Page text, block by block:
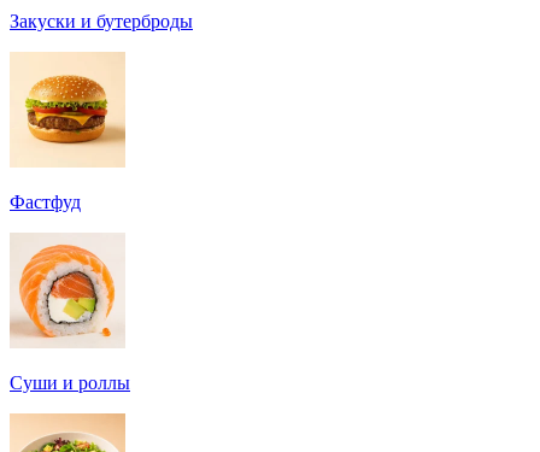
Закуски и бутерброды
Фастфуд
Суши и роллы